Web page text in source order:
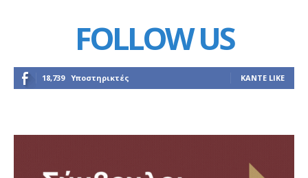
FOLLOW US
18,739 Υποστηρικτές ΚΆΝΤΕ LIKE